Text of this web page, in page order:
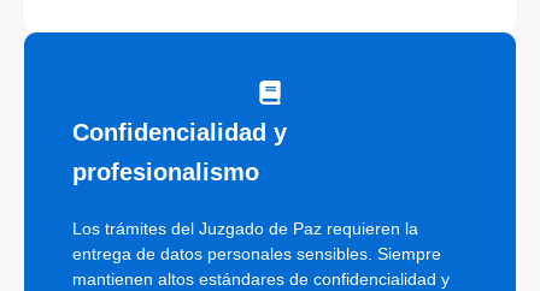
Confidencialidad y
profesionalismo
Los trámites del Juzgado de Paz requieren la
entrega de datos personales sensibles. Siempre
mantienen altos estándares de confidencialidad y